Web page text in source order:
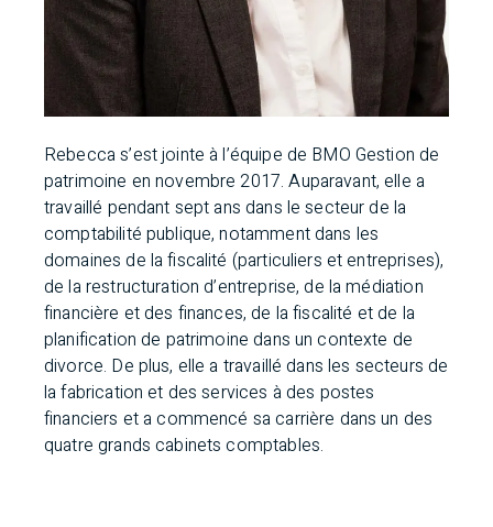
Rebecca s’est jointe à l’équipe de BMO Gestion de
patrimoine en novembre 2017. Auparavant, elle a
travaillé pendant sept ans dans le secteur de la
comptabilité publique, notamment dans les
domaines de la fiscalité (particuliers et entreprises),
de la restructuration d’entreprise, de la médiation
financière et des finances, de la fiscalité et de la
planification de patrimoine dans un contexte de
divorce. De plus, elle a travaillé dans les secteurs de
la fabrication et des services à des postes
financiers et a commencé sa carrière dans un des
quatre grands cabinets comptables.